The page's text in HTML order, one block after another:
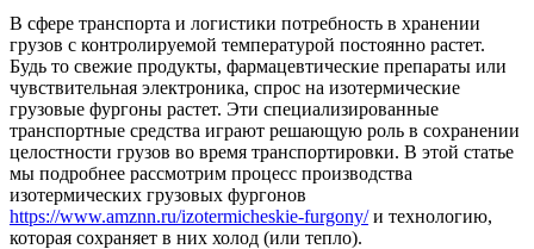
В сфере транспорта и логистики потребность в хранении
грузов с контролируемой температурой постоянно растет.
Будь то свежие продукты, фармацевтические препараты или
чувствительная электроника, спрос на изотермические
грузовые фургоны растет. Эти специализированные
транспортные средства играют решающую роль в сохранении
целостности грузов во время транспортировки. В этой статье
мы подробнее рассмотрим процесс производства
изотермических грузовых фургонов
https://www.amznn.ru/izotermicheskie-furgony/и технологию,
которая сохраняет в них холод (или тепло).